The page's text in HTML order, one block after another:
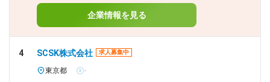
企業情報を見る
4 SCSK株式会社 求人募集中
東京都 -